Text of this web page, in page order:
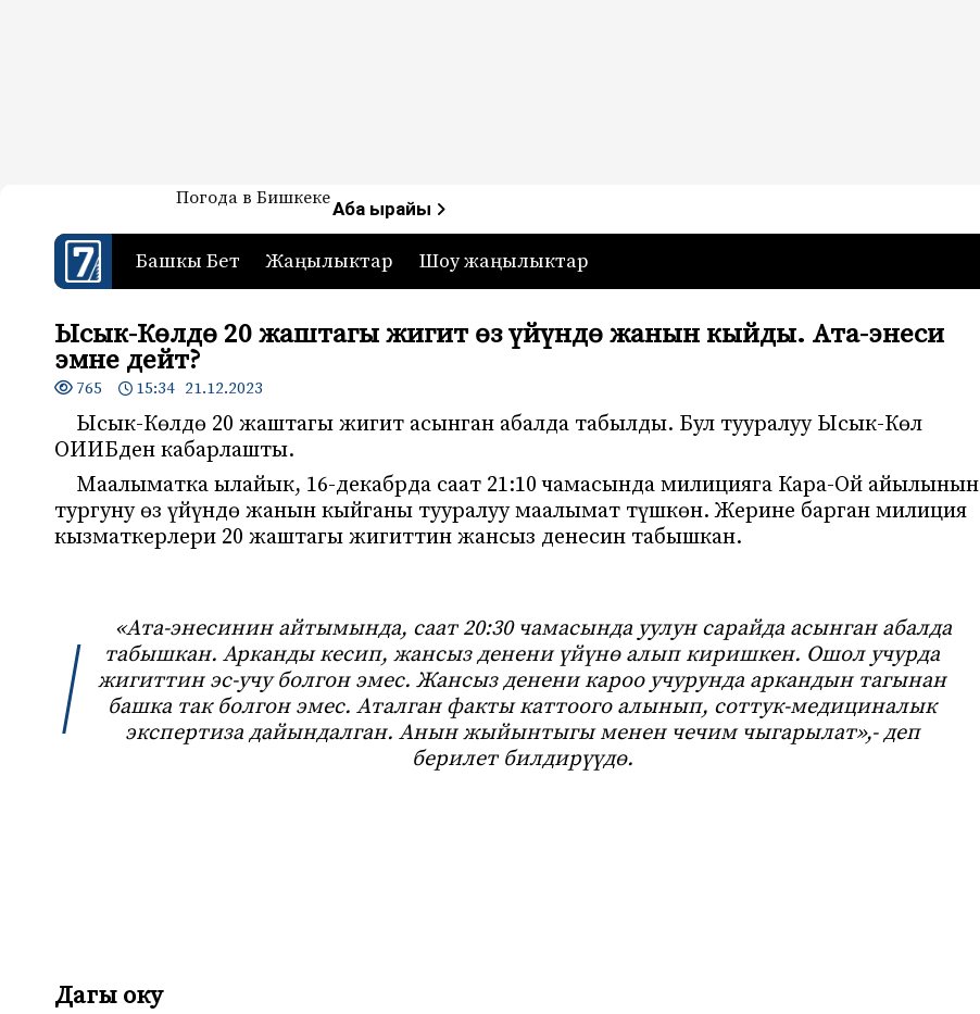
7-канал. Жаңылыктар — Кыргызстан
Жаңылыктар — Кыргызстан
Погода в БишкекеАба ырайы
Башкы Бет Жаңылыктар Шоу жаңылыктар
Ысык-Көлдө 20 жаштагы жигит өз үйүндө жанын кыйды. Ата-энеси
эмне дейт?
765 15:34 21.12.2023
Ысык-Көлдө 20 жаштагы жигит асынган абалда табылды. Бул тууралуу Ысык-Көл
ОИИБден кабарлашты.
Маалыматка ылайык, 16-декабрда саат 21:10 чамасында милицияга Кара-Ой айылынын
тургуну өз үйүндө жанын кыйганы тууралуу маалымат түшкөн. Жерине барган милиция
кызматкерлери 20 жаштагы жигиттин жансыз денесин табышкан.
«Ата-энесинин айтымында, саат 20:30 чамасында уулун сарайда асынган абалда
табышкан. Арканды кесип, жансыз денени үйүнө алып киришкен. Ошол учурда
жигиттин эс-учу болгон эмес. Жансыз денени кароо учурунда аркандын тагынан
башка так болгон эмес. Аталган факты каттоого алынып, соттук-медициналык
экспертиза дайындалган. Анын жыйынтыгы менен чечим чыгарылат»,- деп
берилет билдирүүдө.
Дагы оку